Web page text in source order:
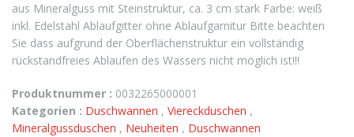
aus Mineralguss mit Steinstruktur, ca. 3 cm stark Farbe: weiß
inkl. Edelstahl Ablaufgitter ohne Ablaufgarnitur Bitte beachten
Sie dass aufgrund der Oberflächenstruktur ein vollständig
rückstandfreies Ablaufen des Wassers nicht möglich ist!!!
Produktnummer : 0032265000001
Kategorien : Duschwannen , Viereckduschen ,
Mineralgussduschen , Neuheiten , Duschwannen